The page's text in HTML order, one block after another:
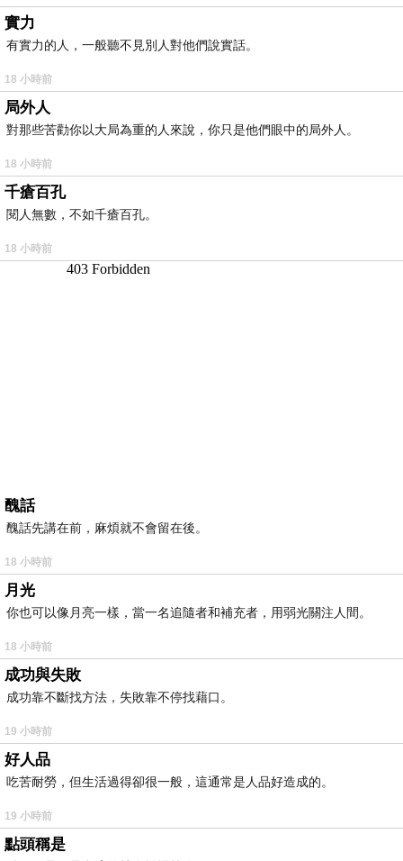
實力
有實力的人，一般聽不見別人對他們說實話。
18 小時前
局外人
對那些苦勸你以大局為重的人來說，你只是他們眼中的局外人。
18 小時前
千瘡百孔
閱人無數，不如千瘡百孔。
18 小時前
醜話
醜話先講在前，麻煩就不會留在後。
18 小時前
月光
你也可以像月亮一樣，當一名追隨者和補充者，用弱光關注人間。
18 小時前
成功與失敗
成功靠不斷找方法，失敗靠不停找藉口。
19 小時前
好人品
吃苦耐勞，但生活過得卻很一般，這通常是人品好造成的。
19 小時前
點頭稱是